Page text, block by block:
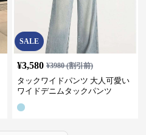
SALE
¥3,580 ¥3980(割引前)
タックワイドパンツ 大人可愛い
ワイドデニムタックパンツ